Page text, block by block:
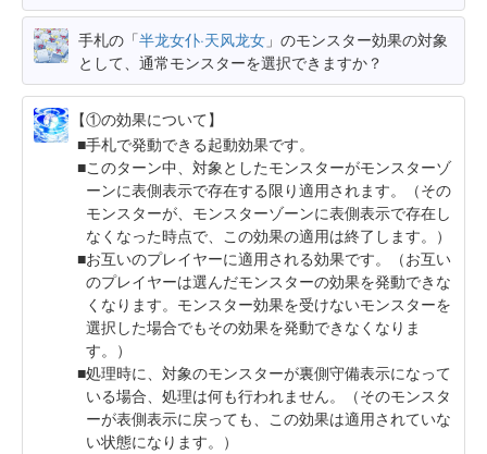
手札の「半龙女仆·天风龙女 」のモンスター効果の対象
として、通常モンスターを選択できますか？
【①の効果について】
手札で発動できる起動効果です。
このターン中、対象としたモンスターがモンスターゾ
ーンに表側表示で存在する限り適用されます。（その
モンスターが、モンスターゾーンに表側表示で存在し
なくなった時点で、この効果の適用は終了します。）
お互いのプレイヤーに適用される効果です。（お互い
のプレイヤーは選んだモンスターの効果を発動できな
くなります。モンスター効果を受けないモンスターを
選択した場合でもその効果を発動できなくなりま
す。）
処理時に、対象のモンスターが裏側守備表示になって
いる場合、処理は何も行われません。（そのモンスタ
ーが表側表示に戻っても、この効果は適用されていな
い状態になります。）